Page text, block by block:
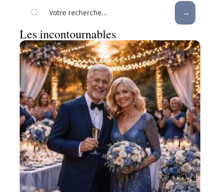
Les incontournables